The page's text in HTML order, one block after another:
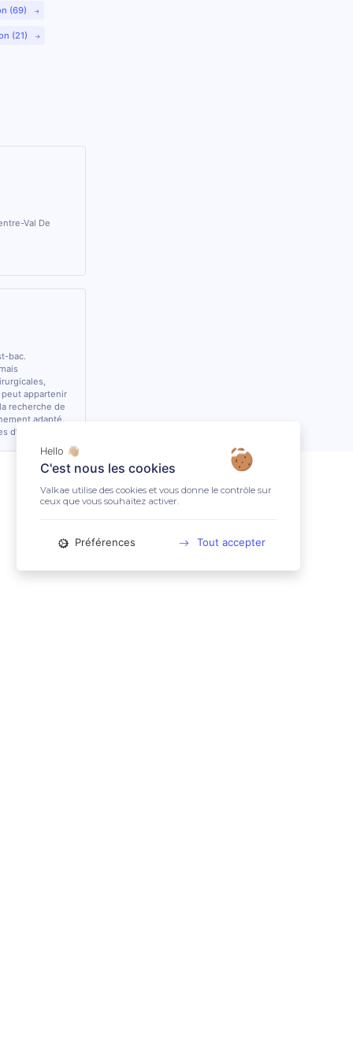
(69)
(21)
Val De
bac.
appartenir
recherche de
adapté.
Hello 👋🏼
C'est nous les cookies
Valkae utilise des cookies et vous donne le contrôle sur
ceux que vous souhaitez activer.
Préférences Tout accepter